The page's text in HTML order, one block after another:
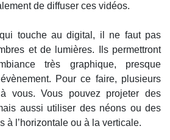
de diffuser ces vidéos.
touche au digital, il ne faut pas
et de lumières. Ils permettront
très graphique, presque
Pour ce faire, plusieurs
à vous. Vous pouvez projeter des
aussi utiliser des néons ou des
à l’horizontale ou à la verticale.